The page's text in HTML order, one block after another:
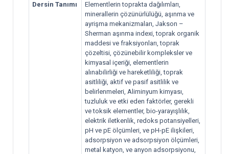
Dersin Tanımı
Elementlerin toprakta dağılımları,
minerallerin çözünürlülüğü, aşınma ve
ayrişma mekanizmaları, Jakson –
Sherman aşınma indexi, toprak organik
maddesi ve fraksiyonları, toprak
çözeltisi, çözünebilir kompleksler ve
kimyasal içeriği, elementlerin
alınabilirliği ve hareketliliği, toprak
asitliliği, aktif ve pasif asitlilik ve
belirlenmeleri, Aliminyum kimyası,
tuzluluk ve etki eden faktörler, gerekli
ve toksik elementler, bio-yarayışlılık,
elektrik iletkenlik, redoks potansiyelleri,
pH ve pE ölçümleri, ve pH-pE ilişkileri,
adsorpsiyon ve adsorpsiyon ölçümleri,
metal katyon, ve anyon adsorpsiyonu,